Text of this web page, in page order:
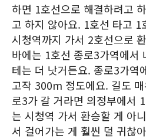
하면 1호선으로 해결하려고
고 하지 않아요. 1호선 타고 1
시청역까지 가서 2호선으로
바에는 1호선 종로3가역에서
테는 더 낫거든요. 종로3가역
고작 300m 정도에요. 길도
로3가 갈 거라면 의정부에서
는 시청역 가서 환승할 게 아
서 걸어가는 게 훨씬 덜 귀찮